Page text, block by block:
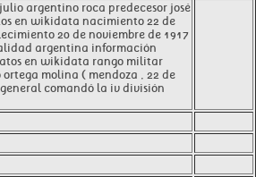
argentino roca predecesor josé
en wikidata nacimiento 22 de
20 de noviembre de 1917
argentina información
en wikidata rango militar
molina ( mendoza , 22 de
comandó la iv división